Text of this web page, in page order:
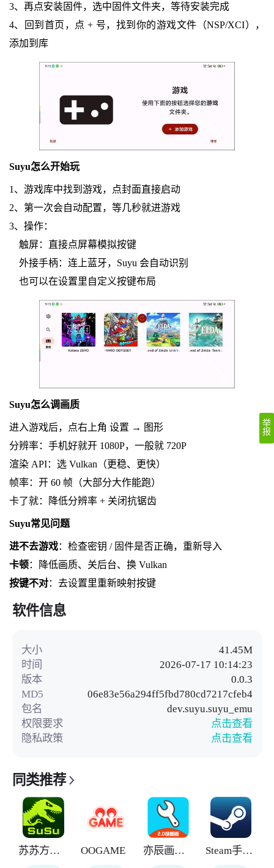
3、再点安装固件，选中固件文件夹，等待安装完成
4、回到首页，点 + 号，找到你的游戏文件（NSP/XCI），
添加到库
Suyu怎么开始玩
1、游戏库中找到游戏，点封面直接启动
2、第一次会自动配置，等几秒就进游戏
3、操作：
触屏：直接点屏幕模拟按键
外接手柄：连上蓝牙，Suyu 会自动识别
也可以在设置里自定义按键布局
Suyu怎么调画质
进入游戏后，点右上角 设置 → 图形
分辨率：手机好就开 1080P，一般就 720P
渲染 API：选 Vulkan（更稳、更快）
帧率：开 60 帧（大部分大作能跑）
卡了就：降低分辨率 + 关闭抗锯齿
Suyu常见问题
进不去游戏：检查密钥 / 固件是否正确，重新导入
卡顿：降低画质、关后台、换 Vulkan
按键不对：去设置里重新映射按键
软件信息
大小
41.45M
时间
2026-07-17 10:14:23
版本
0.0.3
MD5
06e83e56a294ff5fbd780cd7217cfeb4
包名
dev.suyu.suyu_emu
权限要求
点击查看
隐私政策
点击查看
同类推荐
苏苏方舟盒子 OOGAME 亦辰画质助手 Steam手机令牌
举
报